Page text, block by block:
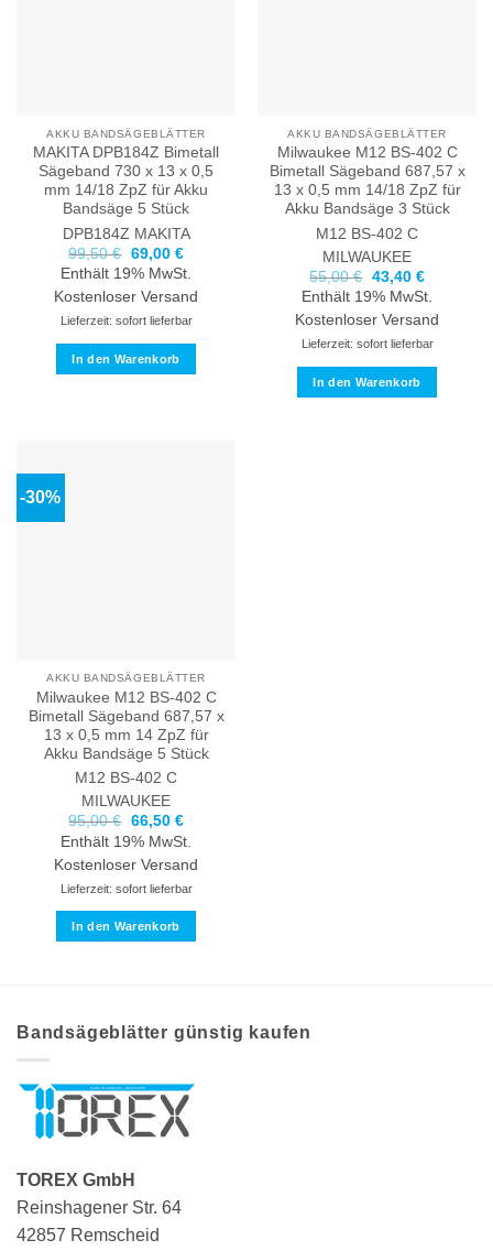
AKKU BANDSÄGEBLÄTTER
MAKITA DPB184Z Bimetall
Sägeband 730 x 13 x 0,5
mm 14/18 ZpZ für Akku
Bandsäge 5 Stück
DPB184Z MAKITA
99,50€ Ursprünglicher
Preis
war:
99,50 €
69,00 €Aktueller
Preis
ist:
69,00 €.
Enthält 19% MwSt.
Kostenloser Versand
Lieferzeit: sofort lieferbar
In den Warenkorb
AKKU BANDSÄGEBLÄTTER
Milwaukee M12 BS-402 C
Bimetall Sägeband 687,57 x
13 x 0,5 mm 14/18 ZpZ für
Akku Bandsäge 3 Stück
M12 BS-402 C
MILWAUKEE
55,00€ Ursprünglicher
Preis
war:
55,00 €
43,40 €Aktueller
Preis
ist:
43,40 €.
Enthält 19% MwSt.
Kostenloser Versand
Lieferzeit: sofort lieferbar
In den Warenkorb
-30%
AKKU BANDSÄGEBLÄTTER
Milwaukee M12 BS-402 C
Bimetall Sägeband 687,57 x
13 x 0,5 mm 14 ZpZ für
Akku Bandsäge 5 Stück
M12 BS-402 C
MILWAUKEE
95,00€ Ursprünglicher
Preis
war:
95,00 €
66,50 €Aktueller
Preis
ist:
66,50 €.
Enthält 19% MwSt.
Kostenloser Versand
Lieferzeit: sofort lieferbar
In den Warenkorb
Bandsägeblätter günstig kaufen
TOREX GmbH
Reinshagener Str. 64
42857 Remscheid